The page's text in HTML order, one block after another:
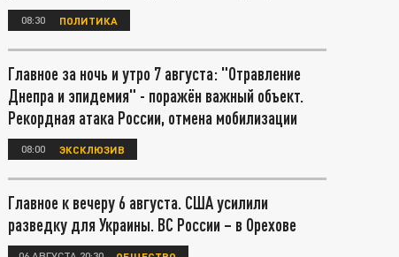
08:30 ПОЛИТИКА
Главное за ночь и утро 7 августа: "Отравление
Днепра и эпидемия" - поражён важный объект.
Рекордная атака России, отмена мобилизации
08:00 ЭКСКЛЮЗИВ
Главное к вечеру 6 августа. США усилили
разведку для Украины. ВС России – в Орехове